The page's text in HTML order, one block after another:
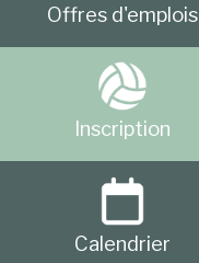
Offres d'emplois
Inscription
Calendrier